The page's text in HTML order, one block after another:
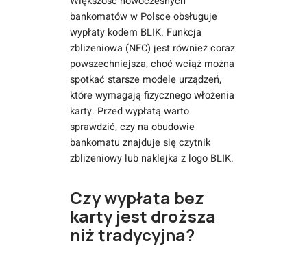
bankomatów w Polsce obsługuje
wypłaty kodem BLIK. Funkcja
zbliżeniowa (NFC) jest również coraz
powszechniejsza, choć wciąż można
spotkać starsze modele urządzeń,
które wymagają fizycznego włożenia
karty. Przed wypłatą warto
sprawdzić, czy na obudowie
bankomatu znajduje się czytnik
zbliżeniowy lub naklejka z logo BLIK.
Czy wypłata bez
karty jest droższa
niż tradycyjna?